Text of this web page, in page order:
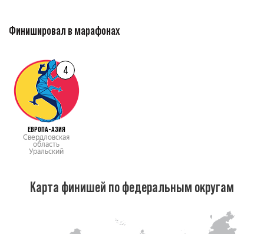
Финишировал в марафонах
4
ЕВРОПА-АЗИЯ
Свердловская
область
Уральский
Карта финишей по федеральным округам